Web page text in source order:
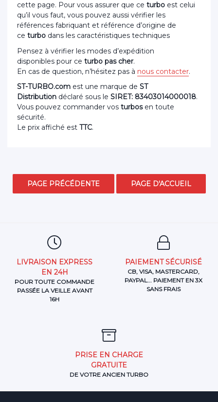
cette page. Pour vous assurer que ce turbo est celui
qu’il vous faut, vous pouvez aussi vérifier les
références fabriquant et référence d’origine de
ce turbo dans les caractéristiques techniques
Pensez à vérifier les modes d’expédition
disponibles pour ce turbo pas cher.
En cas de question, n’hésitez pas à nous contacter.
ST-TURBO.com est une marque de ST
Distribution déclaré sous le SIRET: 83403014000018.
Vous pouvez commander vos turbosen toute
sécurité.
Le prix affiché est TTC.
LIVRAISON EXPRESS
EN 24H
POUR TOUTE COMMANDE
PASSÉE LA VEILLE AVANT
16H
PAIEMENT SÉCURISÉ
CB, VISA, MASTERCARD,
PAYPAL... PAIEMENT EN 3X
SANS FRAIS
PRISE EN CHARGE
GRATUITE
DE VOTRE ANCIEN TURBO